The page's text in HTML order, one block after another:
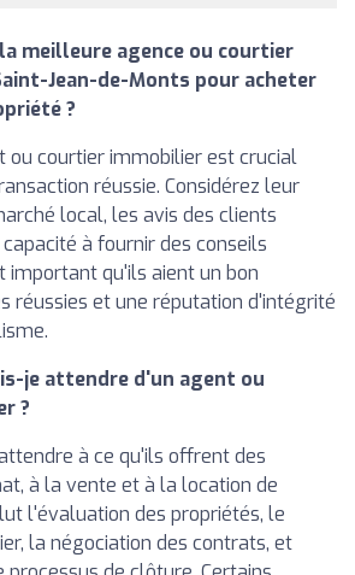
meilleure agence ou courtier
Jean-de-Monts pour acheter
?
ou courtier immobilier est crucial
réussie. Considérez leur
local, les avis des clients
à fournir des conseils
important qu'ils aient un bon
réussies et une réputation d'intégrité
je attendre d'un agent ou
?
à ce qu'ils offrent des
à la vente et à la location de
l'évaluation des propriétés, le
la négociation des contrats, et